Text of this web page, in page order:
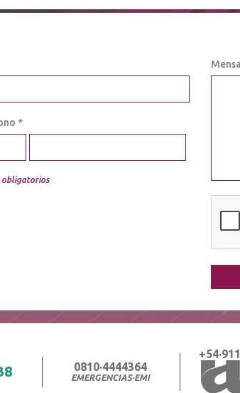
*
obligatorios
0810·4444364
EMERGENCIAS·EMI